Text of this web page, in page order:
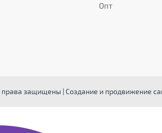
Опт
права защищены | Создание и продвижение